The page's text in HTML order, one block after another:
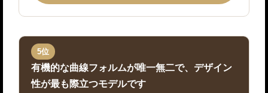
5位
有機的な曲線フォルムが唯一無二で、デザイン
性が最も際立つモデルです